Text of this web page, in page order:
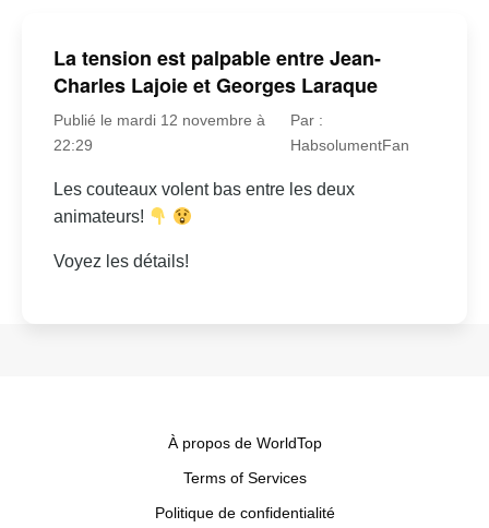
La tension est palpable entre Jean-
Charles Lajoie et Georges Laraque
Publié le mardi 12 novembre à
22:29
Par :
HabsolumentFan
Les couteaux volent bas entre les deux
animateurs!
Voyez les détails!
À propos de WorldTop
Terms of Services
Politique de confidentialité